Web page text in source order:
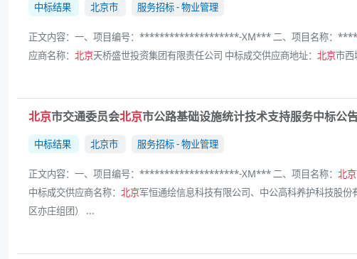
中标结果 北京市 服务招标 - 物业管理
正文内容：一、项目编号：********************-XM*** 二、项目名称：****
应商名称： 北京天桥盛世投资集团有限责任公司 中标成交供应商地址： 北京市
北京市交通委员会北京市公路基础设施统计技术支持服务中标公
中标结果 北京市 服务招标 - 物业管理
正文内容：一、项目编号：********************-XM*** 二、项目名称： 北京
中标成交供应商名称： 北京军恒通绘信息科技有限公司、中公高科养护科技股份
区亦庄组团） ...